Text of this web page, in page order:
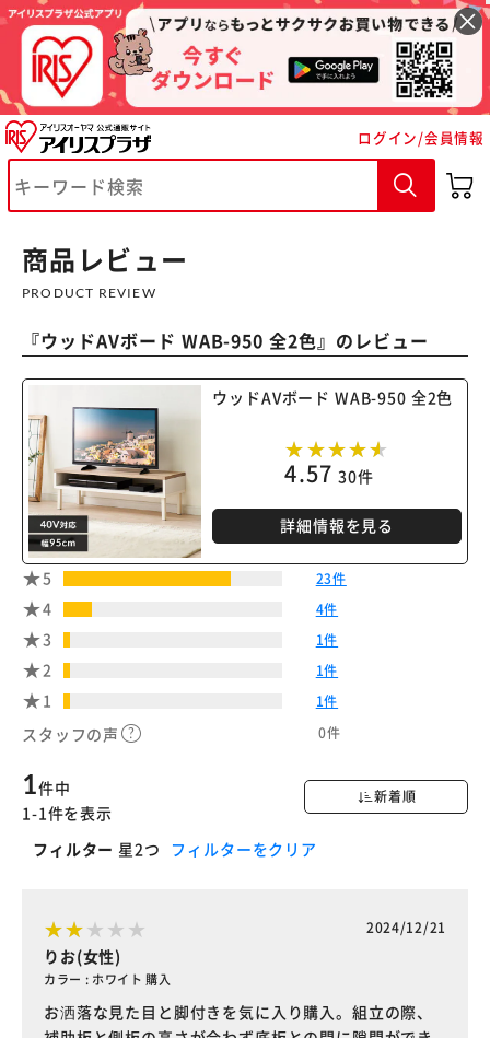
ログイン/会員情報
商品レビュー
PRODUCT REVIEW
『ウッドAVボード WAB-950 全2色』のレビュー
ウッドAVボード WAB-950 全2色
4.57 30件
詳細情報を見る
5 23件
4 4件
3 1件
2 1件
1 1件
スタッフの声 0件
新着順
1件中
1-1件を表示
フィルター 星2つ フィルターをクリア
2024/12/21
りお(女性)
カラー : ホワイト 購入
お洒落な見た目と脚付きを気に入り購入。組立の際、
※ご確認ください
カートに入れる 購入手続きへ